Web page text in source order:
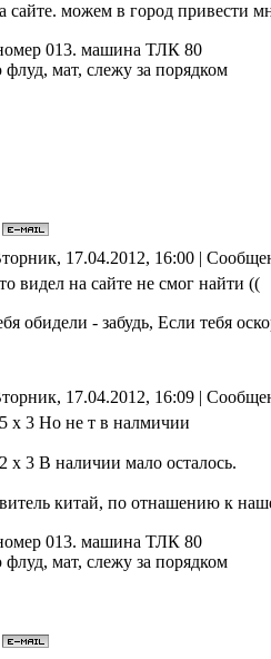
сайте. можем в город привести
013. машина ТЛК 80
мат, слежу за порядком
17.04.2012, 16:00 |
видел на сайте не смог найти ((
обидели - забудь, Если тебя
17.04.2012, 16:09 |
х 3 Но не т в налмичии
х 3 В наличии мало осталось.
китай, по отнашению к
013. машина ТЛК 80
мат, слежу за порядком